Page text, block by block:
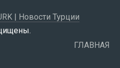
| Новости Турции
ГЛАВНАЯ